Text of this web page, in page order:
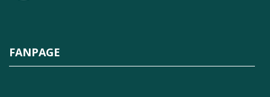
FANPAGE